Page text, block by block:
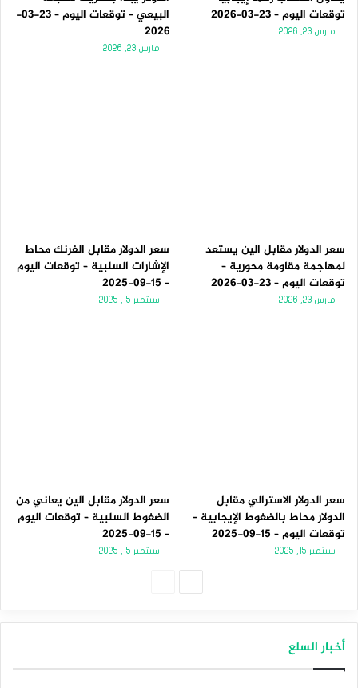
توقعات اليوم – 23-03-2026
مارس 23, 2026
البيعي – توقعات اليوم – 23-03-
2026
مارس 23, 2026
سعر الدولار مقابل الين يستعد
لمهاجمة مقاومة محورية –
توقعات اليوم – 23-03-2026
مارس 23, 2026
سعر الدولار مقابل الفرنك محاط
الإشارات السلبية – توقعات اليوم
– 15-09-2025
سبتمبر 15, 2025
سعر الدولار الاسترالي مقابل
الدولار محاط بالضغوط الإيجابية –
توقعات اليوم – 15-09-2025
سبتمبر 15, 2025
سعر الدولار مقابل الين يعاني من
الضغوط السلبية – توقعات اليوم
– 15-09-2025
سبتمبر 15, 2025
أخبار السلع